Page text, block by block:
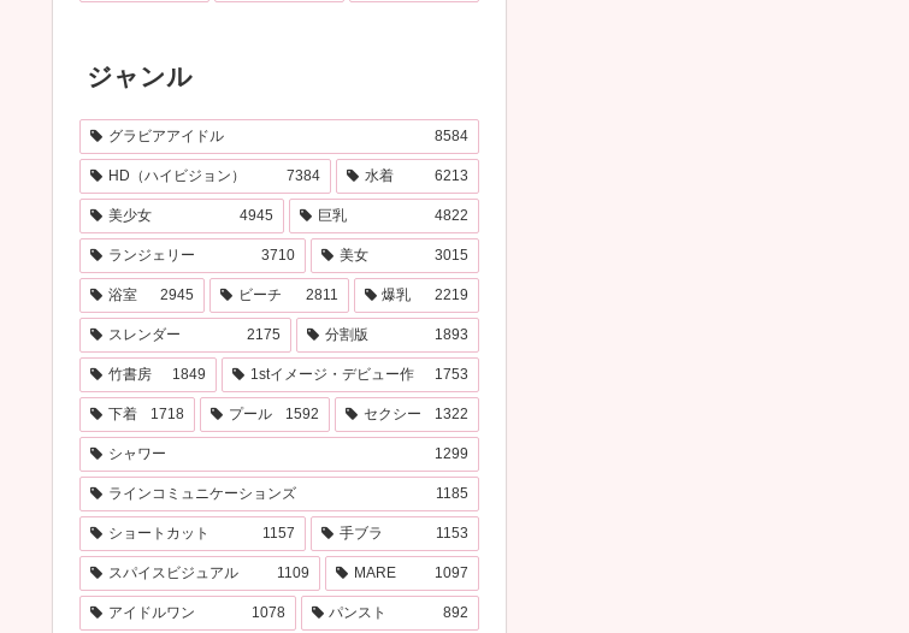
ジャンル
グラビアアイドル 8584
HD（ハイビジョン） 7384 水着 6213
美少女 4945 巨乳 4822
ランジェリー 3710 美女 3015
浴室 2945 ビーチ 2811 爆乳 2219
スレンダー 2175 分割版 1893
竹書房 1849 1stイメージ・デビュー作 1753
下着 1718 プール 1592 セクシー 1322
シャワー 1299
ラインコミュニケーションズ 1185
ショートカット 1157 手ブラ 1153
スパイスビジュアル 1109 MARE 1097
アイドルワン 1078 パンスト 892